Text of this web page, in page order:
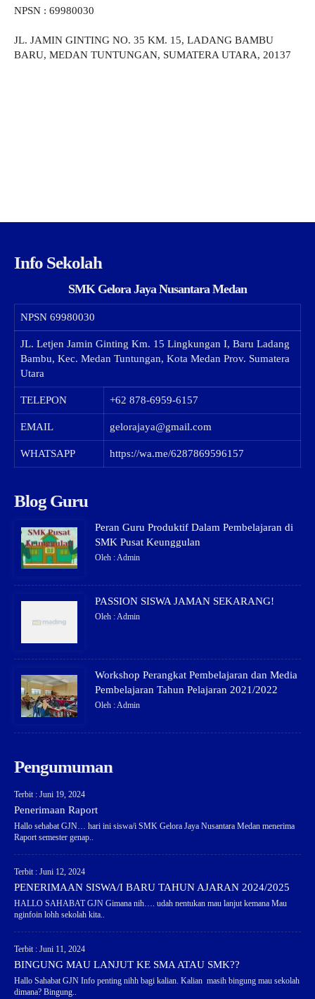
NPSN : 69980030
JL. JAMIN GINTING NO. 35 KM. 15, LADANG BAMBU
BARU, MEDAN TUNTUNGAN, SUMATERA UTARA, 20137
Info Sekolah
SMK Gelora Jaya Nusantara Medan
NPSN 69980030
JL. Letjen Jamin Ginting Km. 15 Lingkungan I, Baru Ladang
Bambu, Kec. Medan Tuntungan, Kota Medan Prov. Sumatera
Utara
TELEPON +62 878-6959-6157
EMAIL gelorajaya@gmail.com
WHATSAPP https://wa.me/6287869596157
Blog Guru
Peran Guru Produktif Dalam Pembelajaran di
SMK Pusat Keunggulan
Oleh : Admin
PASSION SISWA JAMAN SEKARANG!
Oleh : Admin
Workshop Perangkat Pembelajaran dan Media
Pembelajaran Tahun Pelajaran 2021/2022
Oleh : Admin
Pengumuman
Terbit : Juni 19, 2024
Penerimaan Raport
Hallo sehabat GJN… hari ini siswa/i SMK Gelora Jaya Nusantara Medan menerima
Raport semester genap..
Terbit : Juni 12, 2024
PENERIMAAN SISWA/I BARU TAHUN AJARAN 2024/2025
HALLO SAHABAT GJN Gimana nih…. udah nentukan mau lanjut kemana Mau
nginfoin lohh sekolah kita..
Terbit : Juni 11, 2024
BINGUNG MAU LANJUT KE SMA ATAU SMK??
Hallo Sahabat GJN Info penting nihh bagi kalian. Kalian masih bingung mau sekolah
dimana? Bingung..